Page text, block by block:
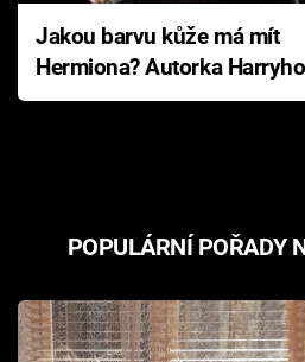
Jakou barvu kůže má mít
Hermiona? Autorka Harryho
Pottera přišla s ráznou
POPULÁRNÍ POŘADY